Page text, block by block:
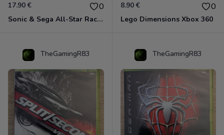
17.90 € 0
Sonic & Sega All-Star Racing - Transformed Xbox 360
8.90 € 0
Lego Dimensions Xbox 360
TheGamingR83 TheGamingR83